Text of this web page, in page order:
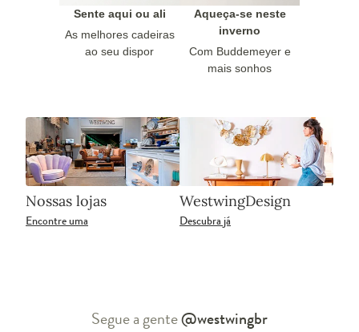
Sente aqui ou ali
As melhores cadeiras
ao seu dispor
Aqueça-se neste
inverno
Com Buddemeyer e
mais sonhos
Nossas lojas
Encontre uma
WestwingDesign
Descubra já
Segue a gente@westwingbr